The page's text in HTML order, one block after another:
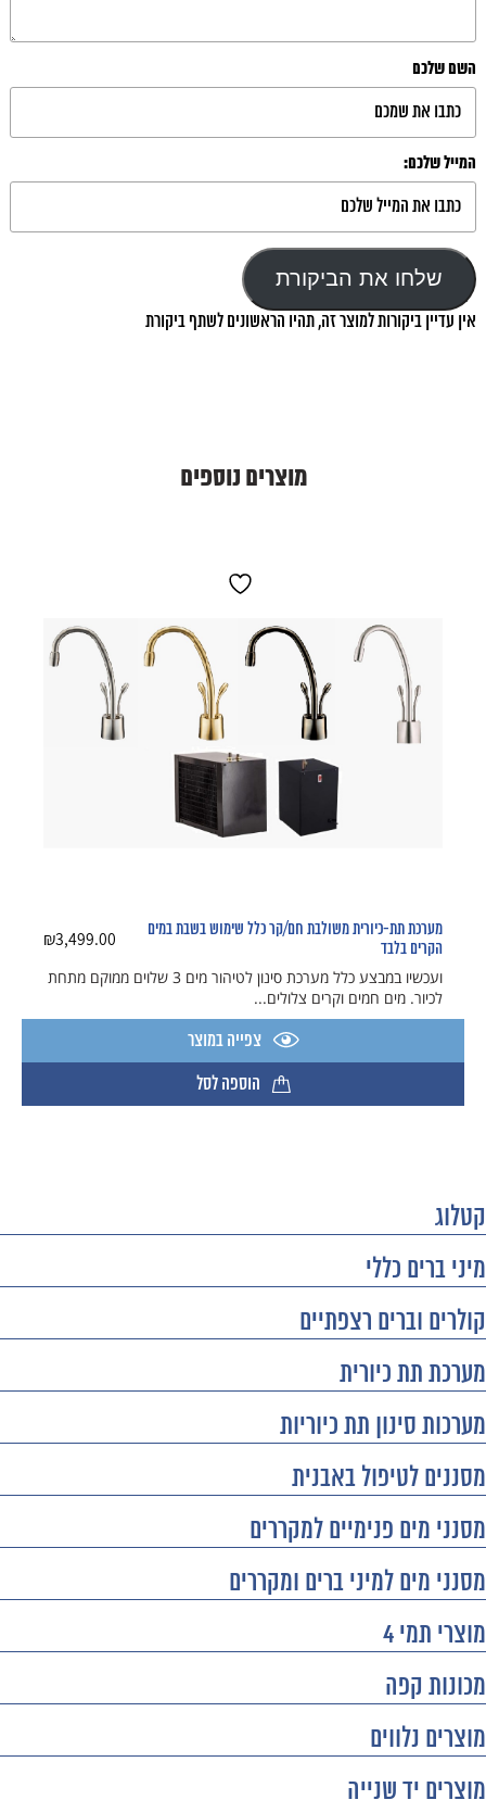
השם שלכם
המייל שלכם:
שלחו את הביקורת
אין עדיין ביקורות למוצר זה, תהיו הראשונים לשתף ביקורת
מוצרים נוספים
מערכת תת-כיורית משולבת חם/קר כלל שימוש בשבת במים
הקרים בלבד
₪3,499.00
ועכשיו במבצע כלל מערכת סינון לטיהור מים 3 שלוים ​ממוקם מתחת
לכיור. מים חמים וקרים צלולים...
צפייה במוצר
הוספה לסל
קטלוג
מיני ברים כללי
קולרים וברים רצפתיים
מערכת תת כיורית
מערכות סינון תת כיוריות
מסננים לטיפול באבנית
מסנני מים פנימיים למקררים
מסנני מים למיני ברים ומקררים
מוצרי תמי 4
מכונות קפה
מוצרים נלווים
מוצרים יד שנייה